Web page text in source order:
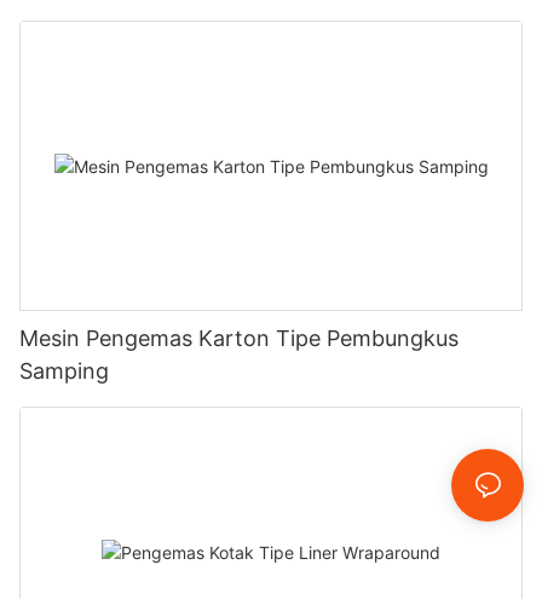
dan kotak Gaptop
Mesin Pengemas Karton Tipe Pembungkus
Samping